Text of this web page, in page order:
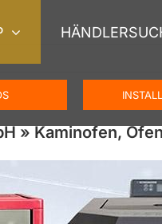
» Kaminofen,